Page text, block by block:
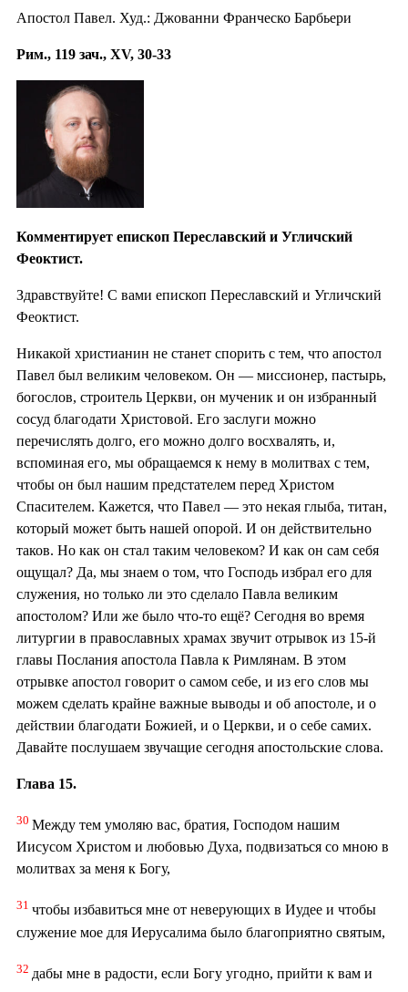
Апостол Павел. Худ.: Джованни Франческо Барбьери
Рим., 119 зач., XV, 30-33
Комментирует епископ Переславский и Угличский
Феоктист.
Здравствуйте! С вами епископ Переславский и Угличский
Феоктист.
Никакой христианин не станет спорить с тем, что апостол
Павел был великим человеком. Он — миссионер, пастырь,
богослов, строитель Церкви, он мученик и он избранный
сосуд благодати Христовой. Его заслуги можно
перечислять долго, его можно долго восхвалять, и,
вспоминая его, мы обращаемся к нему в молитвах с тем,
чтобы он был нашим предстателем перед Христом
Спасителем. Кажется, что Павел — это некая глыба, титан,
который может быть нашей опорой. И он действительно
таков. Но как он стал таким человеком? И как он сам себя
ощущал? Да, мы знаем о том, что Господь избрал его для
служения, но только ли это сделало Павла великим
апостолом? Или же было что-то ещё? Сегодня во время
литургии в православных храмах звучит отрывок из 15-й
главы Послания апостола Павла к Римлянам. В этом
отрывке апостол говорит о самом себе, и из его слов мы
можем сделать крайне важные выводы и об апостоле, и о
действии благодати Божией, и о Церкви, и о себе самих.
Давайте послушаем звучащие сегодня апостольские слова.
Глава 15.
30 Между тем умоляю вас, братия, Господом нашим
Иисусом Христом и любовью Духа, подвизаться со мною в
молитвах за меня к Богу,
31 чтобы избавиться мне от неверующих в Иудее и чтобы
служение мое для Иерусалима было благоприятно святым,
32 дабы мне в радости, если Богу угодно, прийти к вам и